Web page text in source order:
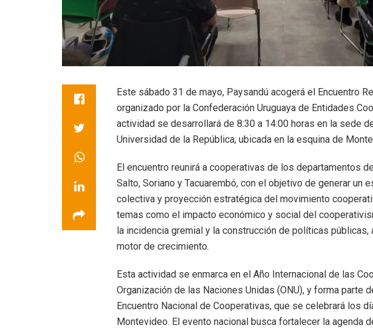
Este sábado 31 de mayo, Paysandú acogerá el Encuentro
organizado por la Confederación Uruguaya de Entidades
actividad se desarrollará de 8:30 a 14:00 horas en la sede
Universidad de la República, ubicada en la esquina de
El encuentro reunirá a cooperativas de los departamentos
Salto, Soriano y Tacuarembó, con el objetivo de generar un
colectiva y proyección estratégica del movimiento
temas como el impacto económico y social del
la incidencia gremial y la construcción de políticas públicas,
motor de crecimiento.
Esta actividad se enmarca en el Año Internacional de las
Organización de las Naciones Unidas (ONU), y forma parte
Encuentro Nacional de Cooperativas, que se celebrará los
Montevideo. El evento nacional busca fortalecer la agenda